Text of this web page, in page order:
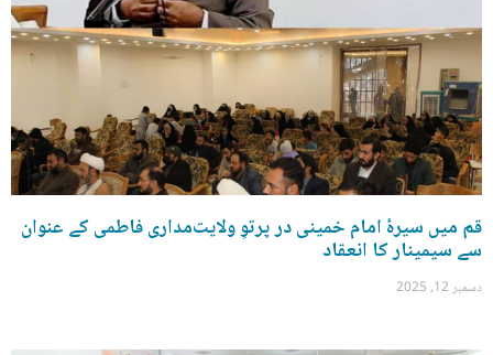
قم میں سیرۂ امام خمینی در پرتوِ ولایت‌مداری فاطمی کے عنوان
سے سیمینار کا انعقاد
دسمبر 12, 2025